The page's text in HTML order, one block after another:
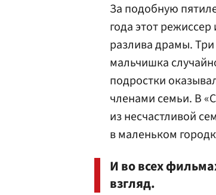
За подобную
года этот
разлива драмы.
мальчишка
подростки
членами семьи. В
из несчастливой
в маленьком
И во всех
взгляд.